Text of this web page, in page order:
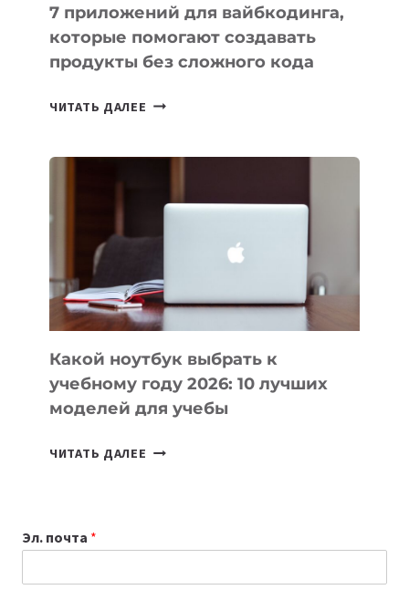
7 приложений для вайбкодинга,
которые помогают создавать
продукты без сложного кода
ЧИТАТЬ ДАЛЕЕ 7
ПОМОГАЮТ
СОЗДАВАТЬ
БЕЗ
СЛОЖНОГО
КОДА
Какой ноутбук выбрать к
учебному году 2026: 10 лучших
моделей для учебы
ЧИТАТЬ ДАЛЕЕ КАКОЙ
2026:
Эл. почта *